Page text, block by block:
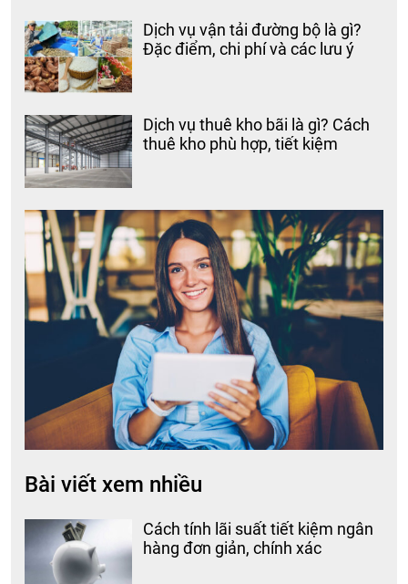
Dịch vụ vận tải đường bộ là gì?
Đặc điểm, chi phí và các lưu ý
Dịch vụ thuê kho bãi là gì? Cách
thuê kho phù hợp, tiết kiệm
Bài viết xem nhiều
Cách tính lãi suất tiết kiệm ngân
hàng đơn giản, chính xác